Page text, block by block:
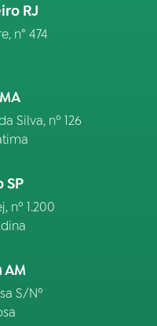
RJ
n° 474
Silva, nº 126
SP
nº 1.200
AM
S/Nº